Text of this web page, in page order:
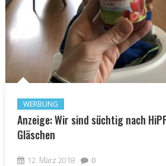
WERBUNG
Anzeige: Wir sind süchtig nach
Gläschen
12. März 2018 0